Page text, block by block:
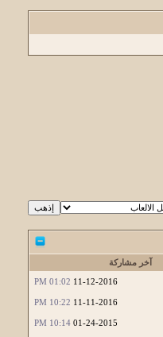
آخر مشاركة
11-12-2016
01:02 PM
11-11-2016
10:22 PM
01-24-2015
10:14 PM